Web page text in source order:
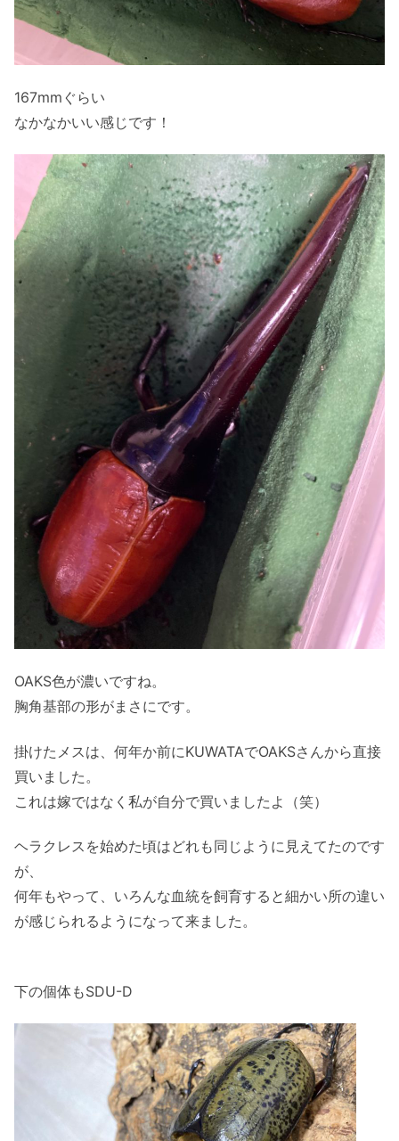
167mmぐらい
なかなかいい感じです！
OAKS色が濃いですね。
胸角基部の形がまさにです。
掛けたメスは、何年か前にKUWATAでOAKSさんから直接
買いました。
これは嫁ではなく私が自分で買いましたよ（笑）
ヘラクレスを始めた頃はどれも同じように見えてたのです
が、
何年もやって、いろんな血統を飼育すると細かい所の違い
が感じられるようになって来ました。
下の個体もSDU-D